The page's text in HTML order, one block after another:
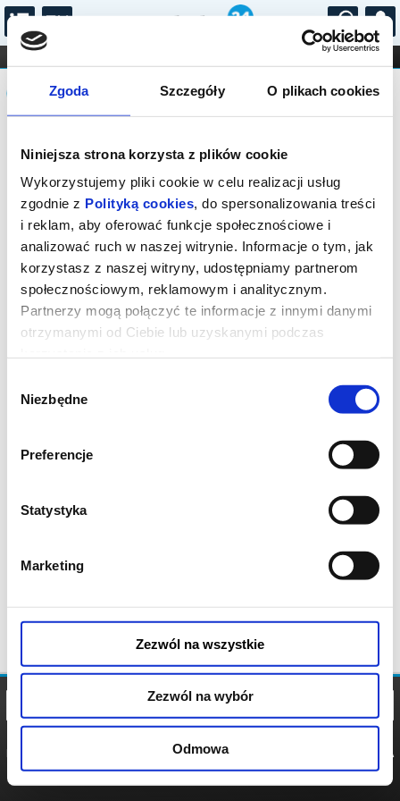
Zgoda Szczegóły O plikach cookies
Niniejsza strona korzysta z plików cookie
Wykorzystujemy pliki cookie w celu realizacji usług
zgodnie z Polityką cookies, do spersonalizowania treści
i reklam, aby oferować funkcje społecznościowe i
analizować ruch w naszej witrynie. Informacje o tym, jak
korzystasz z naszej witryny, udostępniamy partnerom
społecznościowym, reklamowym i analitycznym.
Partnerzy mogą połączyć te informacje z innymi danymi
otrzymanymi od Ciebie lub uzyskanymi podczas
zgody
Niezbędne
Preferencje
Statystyka
Marketing
Zezwól na wszystkie
Zezwól na wybór
Odmowa
...
FILHARMONIA OPERA I BALET
STAND-UP
DLA DZIECI
Komunikat
Sprzedaż biletów on-line na wydarzenie
została zakończona.
POLITYKA
POLITYKA